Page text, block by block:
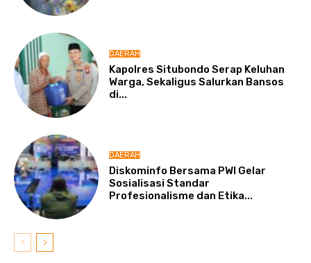
DAERAH
Kapolres Situbondo Serap Keluhan
Warga, Sekaligus Salurkan Bansos
di...
DAERAH
Diskominfo Bersama PWI Gelar
Sosialisasi Standar
Profesionalisme dan Etika...